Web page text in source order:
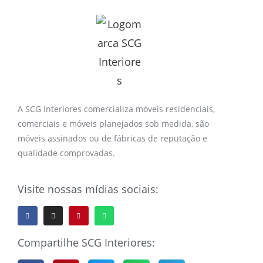
A SCG Interiores comercializa móveis residenciais,
comerciais e móveis planejados sob medida, são
móveis assinados ou de fábricas de reputação e
qualidade comprovadas.
Visite nossas mídias sociais:
Compartilhe SCG Interiores: